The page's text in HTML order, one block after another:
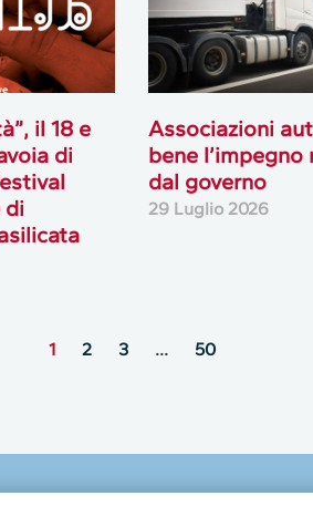
il 18 e
di
di
Associazioni
bene
dal governo
29 Luglio 2026
1 2 3 … 50